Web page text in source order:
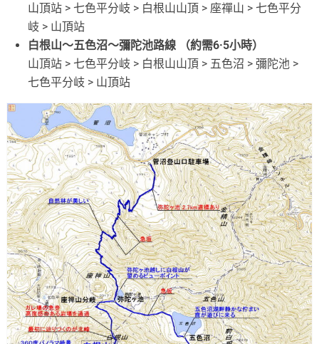
山頂站 > 七色平分岐 > 白根山山頂 > 座禪山 > 七色平分
岐 > 山頂站
白根山～五色沼～彌陀池路線 （約需6·5小時）
山頂站 > 七色平分岐 > 白根山山頂 > 五色沼 > 彌陀池 >
七色平分岐 > 山頂站